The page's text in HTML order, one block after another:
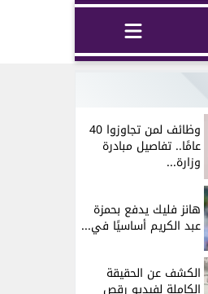
وظائف لمن تجاوزوا 40
عامًا.. تفاصيل مبادرة
وزارة...
هانز فليك يدفع بحمزة
عبد الكريم أساسيًا في...
الكشف عن الحقيقة